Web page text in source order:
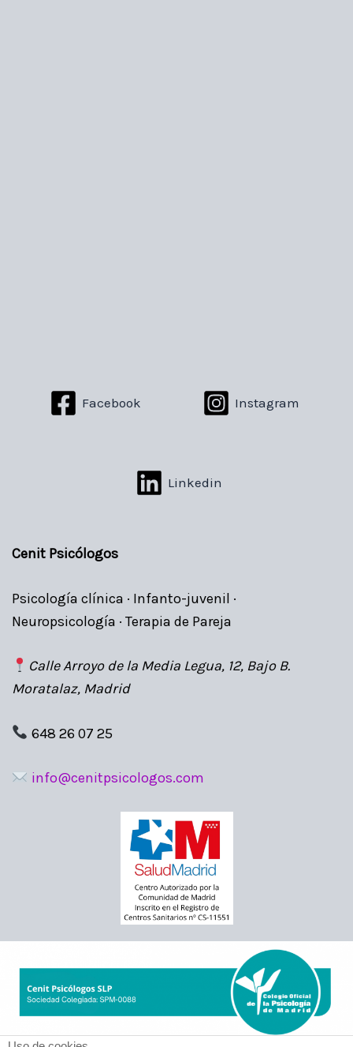
Facebook Instagram
Linkedin
Cenit Psicólogos
Psicología clínica · Infanto-juvenil ·
Neuropsicología · Terapia de Pareja
Calle Arroyo de la Media Legua, 12, Bajo B.
Moratalaz, Madrid
648 26 07 25
info@cenitpsicologos.com